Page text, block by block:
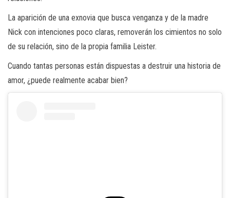
La aparición de una exnovia que busca venganza y de la madre
Nick con intenciones poco claras, removerán los cimientos no solo
de su relación, sino de la propia familia Leister.
Cuando tantas personas están dispuestas a destruir una historia de
amor, ¿puede realmente acabar bien?